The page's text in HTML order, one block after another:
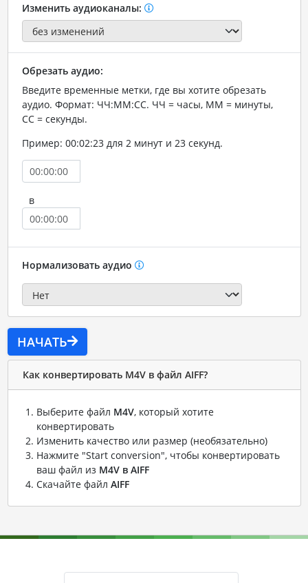
Изменить аудиоканалы:
Обрезать аудио:
Введите временные метки, где вы хотите обрезать
аудио. Формат: ЧЧ:ММ:СС. ЧЧ = часы, ММ = минуты,
СС = секунды.
Пример: 00:02:23 для 2 минут и 23 секунд.
в
Нормализовать аудио
НАЧАТЬ
Как конвертировать M4V в файл AIFF?
Выберите файл M4V, который хотите
конвертировать
Изменить качество или размер (необязательно)
Нажмите "Start conversion", чтобы конвертировать
ваш файл из M4V в AIFF
Скачайте файл AIFF